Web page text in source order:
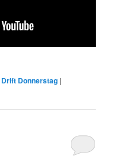
Drift Donnerstag |